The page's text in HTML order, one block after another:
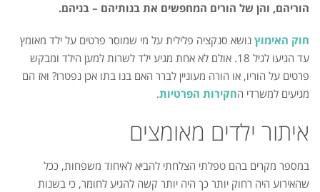
הוריהם, והן של הורים המחפשים את בנותיהם – בניהם.
חוק האימוץ נושא סנקציה פלילית על מי שמוסר פרטים על ילד מאומץ
עד הגיעו לגיל 18. אולם לא אחת מגיע ילד לשרות למען הילד ומבקש
פרטים על הוריו, או הורה מעוניין לברר האם בנו בתו אכן נפטרו? ואז הם
מגיעים למשרדי החקירות הפרטיות.
איתור ילדים מאומצים
במספר מקרים בהם טפלתי הצלחתי להביא לאיחוד משפחות, ככל
שהאירוע היה רחוק יותר כך היה יותר קשה להגיע לחומר, כי בשנות